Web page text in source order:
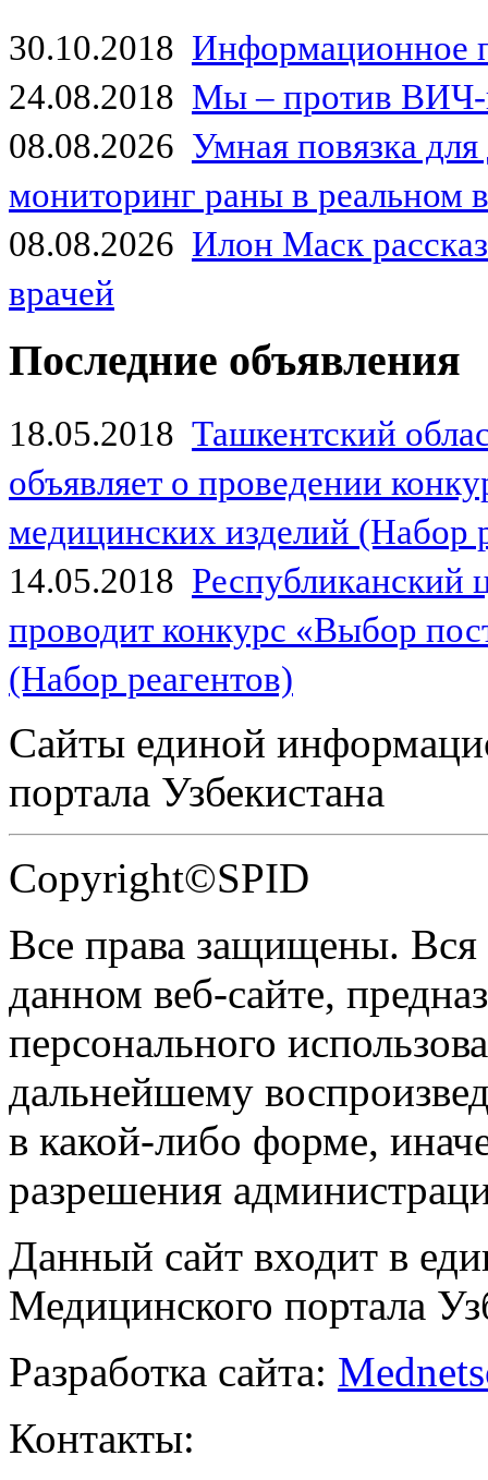
30.10.2018 Информационное
24.08.2018 Мы – против
08.08.2026 Умная повязка
мониторинг раны в реальном
08.08.2026 Илон Маск
врачей
Последние объявления
18.05.2018 Ташкентский
объявляет о проведении
медицинских изделий (Набор
14.05.2018
проводит конкурс «Выбор
(Набор реагентов)
Сайты единой
портала Узбекистана
Copyright©SPID
Все права защищены.
данном веб-сайте,
персонального
дальнейшему
в какой-либо форме,
разрешения
Данный сайт входит в
Медицинского портала
Разработка сайта:
Контакты: